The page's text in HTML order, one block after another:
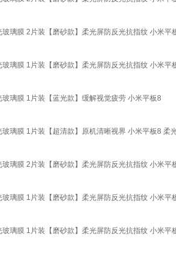
璃膜 2片装【磨砂款】柔光屏防反光抗指纹 小米平
璃膜 1片装【磨砂款】柔光屏防反光抗指纹 小米平
璃膜 1片装【蓝光款】缓解视觉疲劳 小米平板8
璃膜 1片装【超清款】原机清晰视界 小米平板8 柔
璃膜 2片装【磨砂款】柔光屏防反光抗指纹 小米平
璃膜 1片装【磨砂款】柔光屏防反光抗指纹 小米平
璃膜 1片装【磨砂款】柔光屏防反光抗指纹 小米平